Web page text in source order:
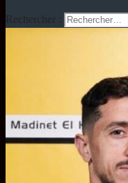
Rechercher :